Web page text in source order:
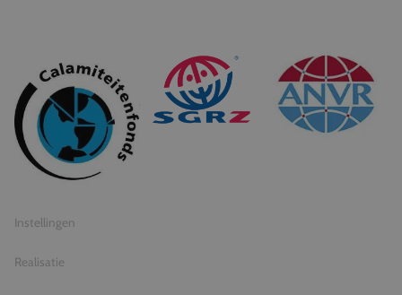
© 2026 Travel Inventive
Algemene voorwaarden
Privacy statement
Instellingen
Realisatie